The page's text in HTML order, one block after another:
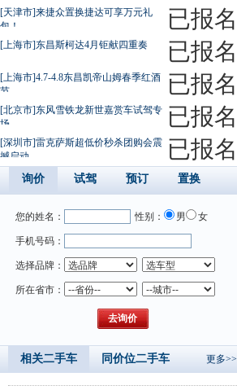
[天津市]来捷众置换捷达可享万元礼
包！
已报名
[上海市]东昌斯柯达4月钜献四重奏 已报名
[上海市]4.7-4.8东昌凯帝山姆春季红酒
节
已报名
[北京市]东风雪铁龙新世嘉赏车试驾专
场
已报名
[深圳市]雷克萨斯超低价秒杀团购会震
撼启动
已报名
询价 试驾 预订 置换
您的姓名： 性别： 男 女
手机号码：
选择品牌：
所在省市：
相关二手车 同价位二手车 更多>>